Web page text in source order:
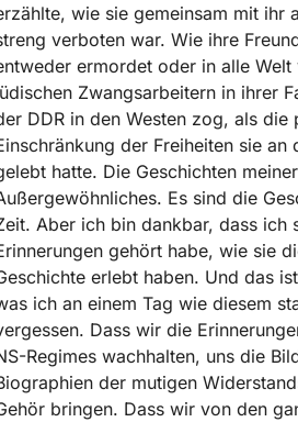
wie sie gemeinsam mit ihr
verboten war. Wie ihre
ermordet oder in alle
Zwangsarbeitern in ihrer
DDR in den Westen zog, als
der Freiheiten sie
hatte. Die Geschichten
Es sind die
Aber ich bin dankbar, dass ich
gehört habe, wie sie
erlebt haben. Und das
ich an einem Tag wie diesem
Dass wir die
Regimes wachhalten, uns die
der mutigen
bringen. Dass wir von den